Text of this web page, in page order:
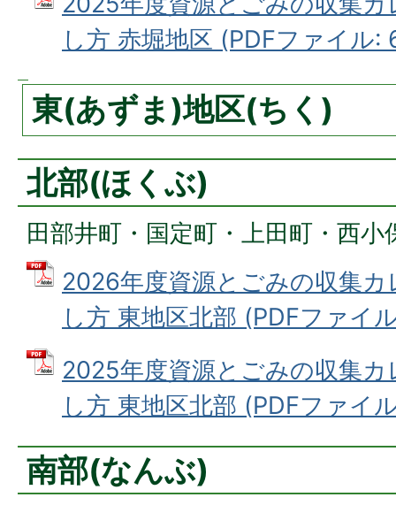
し方 赤堀地区 (PDFファイル:
東(あずま)地区(ちく)
北部(ほくぶ)
田部井町・国定町・上田町・西小
2026年度資源とごみの収集
し方 東地区北部 (PDFファイ
2025年度資源とごみの収集
し方 東地区北部 (PDFファイ
南部(なんぶ)